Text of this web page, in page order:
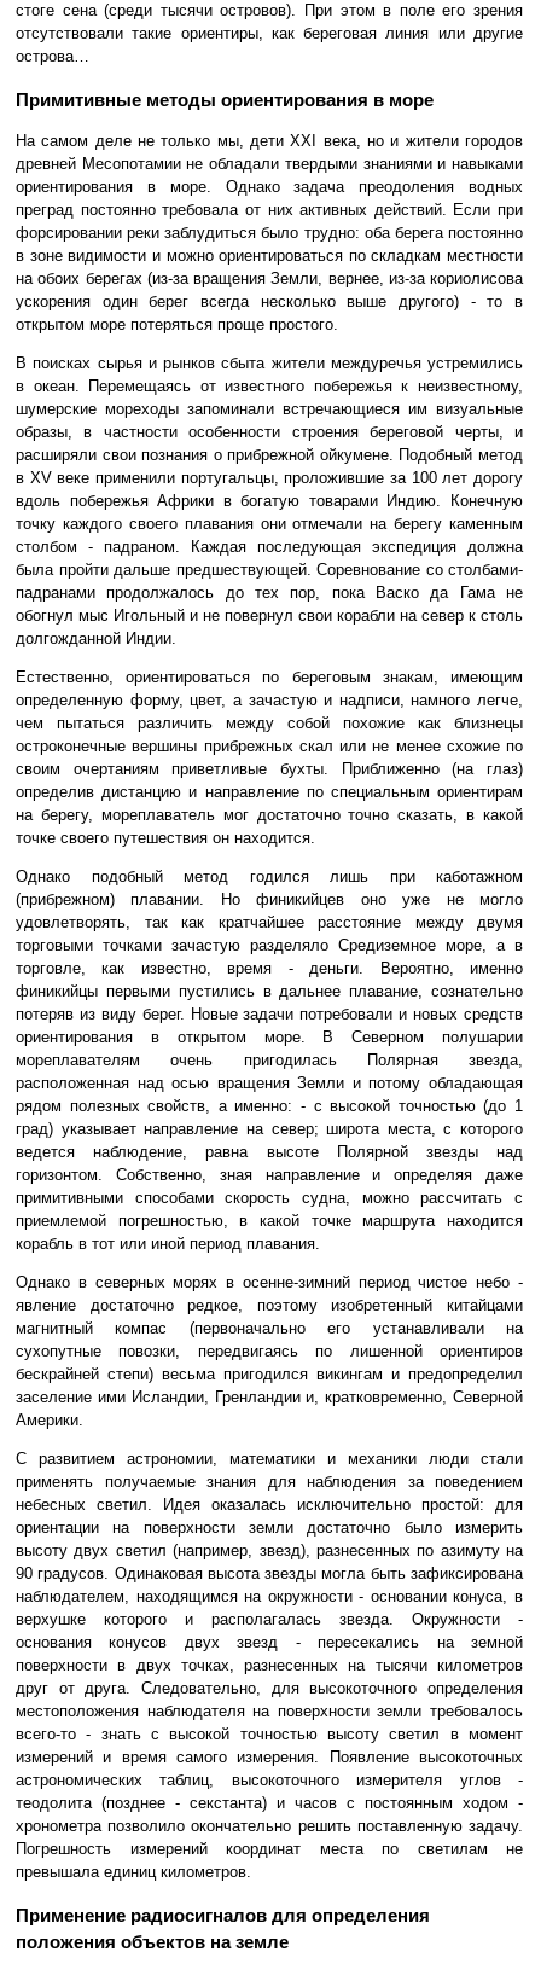
стоге сена (среди тысячи островов). При этом в поле его зрения
отсутствовали такие ориентиры, как береговая линия или другие
острова…
Примитивные методы ориентирования в море
На самом деле не только мы, дети XXI века, но и жители городов
древней Месопотамии не обладали твердыми знаниями и навыками
ориентирования в море. Однако задача преодоления водных
преград постоянно требовала от них активных действий. Если при
форсировании реки заблудиться было трудно: оба берега постоянно
в зоне видимости и можно ориентироваться по складкам местности
на обоих берегах (из-за вращения Земли, вернее, из-за кориолисова
ускорения один берег всегда несколько выше другого) - то в
открытом море потеряться проще простого.
В поисках сырья и рынков сбыта жители междуречья устремились
в океан. Перемещаясь от известного побережья к неизвестному,
шумерские мореходы запоминали встречающиеся им визуальные
образы, в частности особенности строения береговой черты, и
расширяли свои познания о прибрежной ойкумене. Подобный метод
в XV веке применили португальцы, проложившие за 100 лет дорогу
вдоль побережья Африки в богатую товарами Индию. Конечную
точку каждого своего плавания они отмечали на берегу каменным
столбом - падраном. Каждая последующая экспедиция должна
была пройти дальше предшествующей. Соревнование со столбами-
падранами продолжалось до тех пор, пока Васко да Гама не
обогнул мыс Игольный и не повернул свои корабли на север к столь
долгожданной Индии.
Естественно, ориентироваться по береговым знакам, имеющим
определенную форму, цвет, а зачастую и надписи, намного легче,
чем пытаться различить между собой похожие как близнецы
остроконечные вершины прибрежных скал или не менее схожие по
своим очертаниям приветливые бухты. Приближенно (на глаз)
определив дистанцию и направление по специальным ориентирам
на берегу, мореплаватель мог достаточно точно сказать, в какой
точке своего путешествия он находится.
Однако подобный метод годился лишь при каботажном
(прибрежном) плавании. Но финикийцев оно уже не могло
удовлетворять, так как кратчайшее расстояние между двумя
торговыми точками зачастую разделяло Средиземное море, а в
торговле, как известно, время - деньги. Вероятно, именно
финикийцы первыми пустились в дальнее плавание, сознательно
потеряв из виду берег. Новые задачи потребовали и новых средств
ориентирования в открытом море. В Северном полушарии
мореплавателям очень пригодилась Полярная звезда,
расположенная над осью вращения Земли и потому обладающая
рядом полезных свойств, а именно: - с высокой точностью (до 1
град) указывает направление на север; широта места, с которого
ведется наблюдение, равна высоте Полярной звезды над
горизонтом. Собственно, зная направление и определяя даже
примитивными способами скорость судна, можно рассчитать с
приемлемой погрешностью, в какой точке маршрута находится
корабль в тот или иной период плавания.
Однако в северных морях в осенне-зимний период чистое небо -
явление достаточно редкое, поэтому изобретенный китайцами
магнитный компас (первоначально его устанавливали на
сухопутные повозки, передвигаясь по лишенной ориентиров
бескрайней степи) весьма пригодился викингам и предопределил
заселение ими Исландии, Гренландии и, кратковременно, Северной
Америки.
С развитием астрономии, математики и механики люди стали
применять получаемые знания для наблюдения за поведением
небесных светил. Идея оказалась исключительно простой: для
ориентации на поверхности земли достаточно было измерить
высоту двух светил (например, звезд), разнесенных по азимуту на
90 градусов. Одинаковая высота звезды могла быть зафиксирована
наблюдателем, находящимся на окружности - основании конуса, в
верхушке которого и располагалась звезда. Окружности -
основания конусов двух звезд - пересекались на земной
поверхности в двух точках, разнесенных на тысячи километров
друг от друга. Следовательно, для высокоточного определения
местоположения наблюдателя на поверхности земли требовалось
всего-то - знать с высокой точностью высоту светил в момент
измерений и время самого измерения. Появление высокоточных
астрономических таблиц, высокоточного измерителя углов -
теодолита (позднее - секстанта) и часов с постоянным ходом -
хронометра позволило окончательно решить поставленную задачу.
Погрешность измерений координат места по светилам не
превышала единиц километров.
Применение радиосигналов для определения
положения объектов на земле